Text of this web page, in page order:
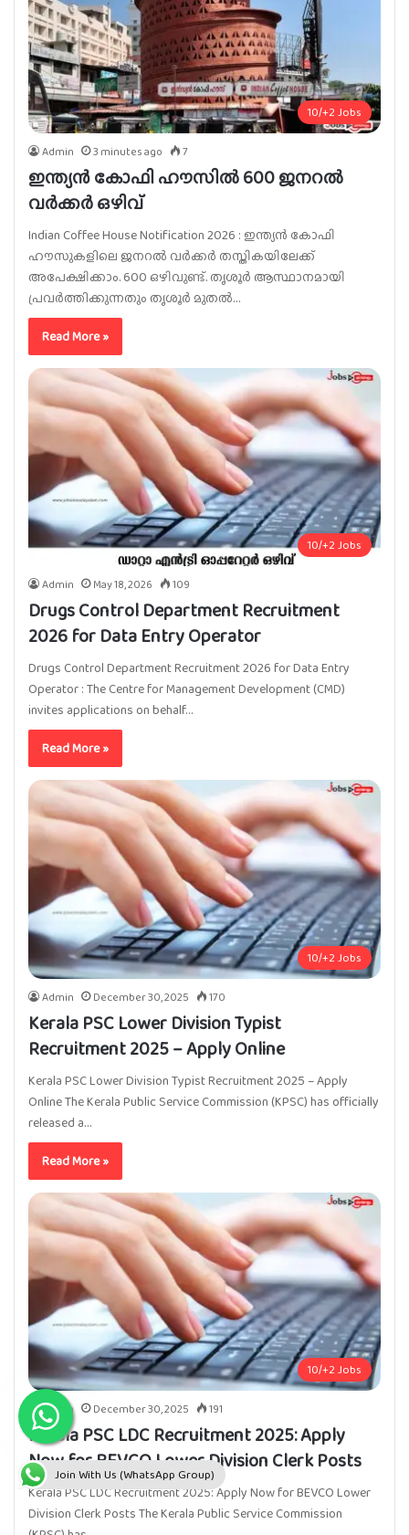
Join With Us (WhatsApp Group)
10/+2 Jobs
Admin 3 minutes ago 7
ഇന്ത്യൻ കോഫി ഹൗസിൽ 600 ജനറൽ
വർക്കർ ഒഴിവ്
Indian Coffee House Notification 2026 : ഇന്ത്യൻ കോഫി
ഹൗസുകളിലെ ജനറൽ വർക്കർ തസ്തികയിലേക്ക്
അപേക്ഷിക്കാം. 600 ഒഴിവുണ്ട്. തൃശൂർ ആസ്ഥാനമായി
പ്രവർത്തിക്കുന്നതും തൃശൂർ മുതൽ…
Read More »
10/+2 Jobs
Admin May 18, 2026 109
Drugs Control Department Recruitment
2026 for Data Entry Operator
Drugs Control Department Recruitment 2026 for Data Entry
Operator : The Centre for Management Development (CMD)
invites applications on behalf…
Read More »
10/+2 Jobs
Admin December 30, 2025 170
Kerala PSC Lower Division Typist
Recruitment 2025 – Apply Online
Kerala PSC Lower Division Typist Recruitment 2025 – Apply
Online The Kerala Public Service Commission (KPSC) has officially
released a…
Read More »
10/+2 Jobs
Admin December 30, 2025 191
Kerala PSC LDC Recruitment 2025: Apply
Now for BEVCO Lower Division Clerk Posts
Kerala PSC LDC Recruitment 2025: Apply Now for BEVCO Lower
Division Clerk Posts The Kerala Public Service Commission